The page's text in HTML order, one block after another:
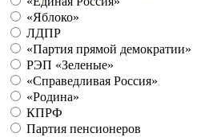
«Яблоко»
ЛДПР
«Партия прямой демократии»
РЭП «Зеленые»
«Справедливая Россия»
«Родина»
КПРФ
Партия пенсионеров